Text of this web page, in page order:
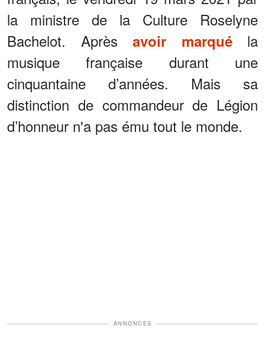
la ministre de la Culture Roselyne
Bachelot. Après avoir marquéla
musique française durant une
cinquantaine d’années. Mais sa
distinction de commandeur de Légion
d’honneur n'a pas ému tout le monde.
ANNONCES